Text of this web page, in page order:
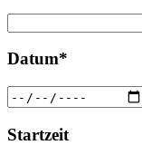
Datum*
Startzeit